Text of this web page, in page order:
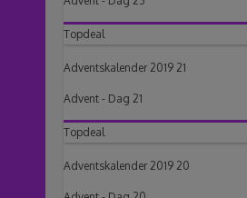
Topdeal
Adventskalender 2019 21
Advent - Dag 21
Topdeal
Adventskalender 2019 20